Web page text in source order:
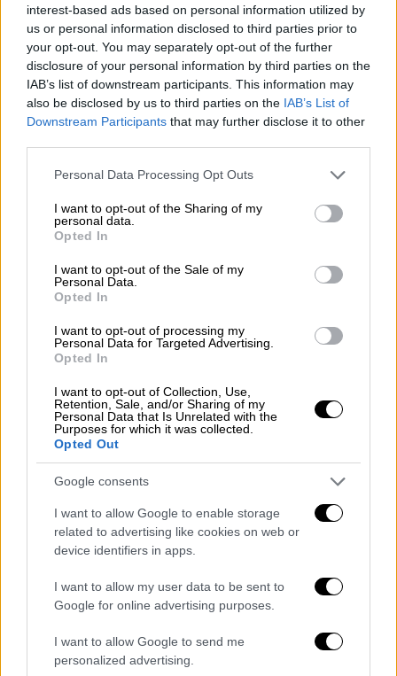
interest-based ads based on personal information utilized by
us or personal information disclosed to third parties prior to
your opt-out. You may separately opt-out of the further
disclosure of your personal information by third parties on the
IAB’s list of downstream participants. This information may
also be disclosed by us to third parties on the IAB’s List of
Downstream Participants that may further disclose it to other
Please note that this website/app uses one or more Google
not limited to your visit or usage behaviour. You may click to
grant or deny consent to Google and its third-party tags to
use your data for below specified purposes in below Google
consent section.
Personal Data Processing Opt Outs
I want to opt-out of the Sharing of my
personal data.
Opted In
I want to opt-out of the Sale of my
Personal Data.
Opted In
I want to opt-out of processing my
Personal Data for Targeted Advertising.
Opted In
I want to opt-out of Collection, Use,
Retention, Sale, and/or Sharing of my
Personal Data that Is Unrelated with the
Purposes for which it was collected.
Opted Out
Google consents
I want to allow Google to enable storage
related to advertising like cookies on web or
device identifiers in apps.
I want to allow my user data to be sent to
Google for online advertising purposes.
I want to allow Google to send me
personalized advertising.
Μπαντέρας
Με εντατικούς ρυθμούς συνεχίζονται τα
γυρίσματα της ταινίας «The Expendables 4»
στη Θεσσαλονίκη, με πρωταγωνιστές τους
Σιλβέστερ Σταλόνε, Τζέισον Στέιθαμ, Άντι
Γκαρσία, Μέγκαν Φόξ, Κέρτις «50 Cent»
Τζάκσον και Τόνι Τζα
Ελλάδα 13.11.2021 20:08
Θεσσαλονίκη: «Ποδαρικό» το 2022 με 4
νέες κινηματογραφικές παραγωγές
στην πόλη
Τουλάχιστον τέσσερις κινηματογραφικές
παραγωγές έρχονται το 2022 στη
Θεσσαλονίκη